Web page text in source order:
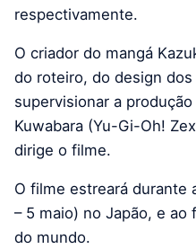
respectivamente.
O criador do mangá
do roteiro, do design
supervisionar a
Kuwabara (Yu-Gi-Oh!
dirige o filme.
O filme estreará durante
– 5 maio) no Japão, e ao
do mundo.